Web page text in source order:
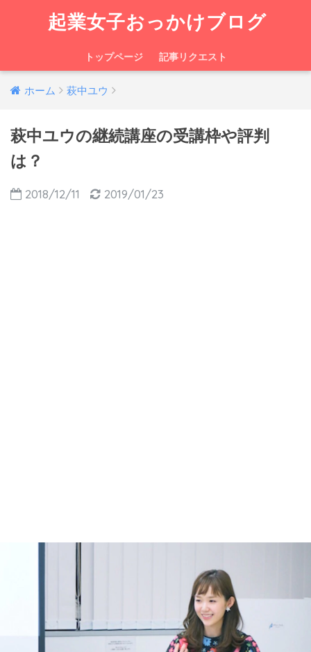
起業女子おっかけブログ
トップページ 記事リクエスト
ホーム 萩中ユウ
萩中ユウの継続講座の受講枠や評判
は？
2018/12/11 2019/01/23